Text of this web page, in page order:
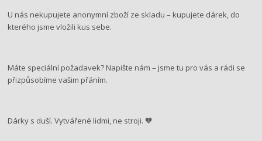
U nás nekupujete anonymní zboží ze skladu – kupujete dárek, do
kterého jsme vložili kus sebe.
Máte speciální požadavek? Napište nám – jsme tu pro vás a rádi se
přizpůsobíme vašim přáním.
Dárky s duší. Vytvářené lidmi, ne stroji. 🧡